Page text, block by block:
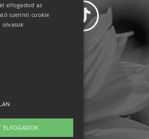
kapcsolat
Jogi nyilatkozat
elfogadod az
szerinti cookie
olvasok
ELFOGADOK